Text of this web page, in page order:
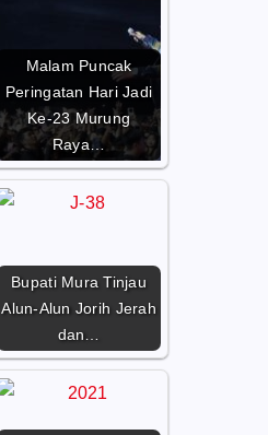
Malam Puncak
Peringatan Hari Jadi
Ke-23 Murung
Raya…
Bupati Mura Tinjau
Alun-Alun Jorih Jerah
dan…